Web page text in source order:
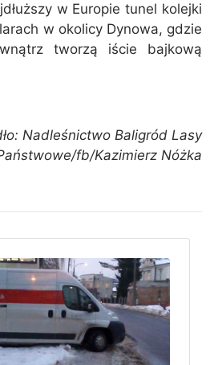
w Europie tunel kolejki
w okolicy Dynowa, gdzie
tworzą iście bajkową
Nadleśnictwo Baligród Lasy
fb/Kazimierz Nóżka